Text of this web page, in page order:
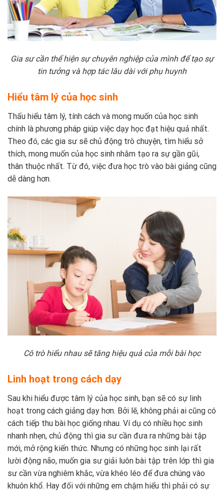
Gia sư cần thể hiện sự chuyên nghiệp của mình để tạo sự
tin tưởng và hợp tác lâu dài với phụ huynh
Hiểu tâm lý của học sinh
Thấu hiểu tâm lý, tính cách và mong muốn của học sinh
chính là phương pháp giúp việc dạy học đạt hiệu quả nhất.
Theo đó, các gia sư sẽ chủ động trò chuyện, tìm hiểu sở
thích, mong muốn của học sinh nhằm tạo ra sự gần gũi,
thân thuộc nhất. Từ đó, việc đưa học trò vào bài giảng cũng
dễ dàng hơn.
Cô trò hiểu nhau sẽ tăng hiệu quả của mỗi bài học
Linh hoạt trong cách dạy
Sau khi hiểu được tâm lý của học sinh, bạn sẽ có sự linh
hoạt trong cách giảng dạy hơn. Bởi lẽ, không phải ai cũng có
cách tiếp thu bài học giống nhau. Ví dụ có nhiều học sinh
nhanh nhẹn, chủ động thì gia sư cần đưa ra những bài tập
mới, mở rộng kiến thức. Nhưng có những học sinh lại rất
lười động não, muốn gia sư giải luôn bài tập trên lớp thì gia
sư cần vừa nghiêm khắc, vừa khéo léo để đưa chúng vào
khuôn khổ. Hay đối với những em chậm hiểu thì phải có sự